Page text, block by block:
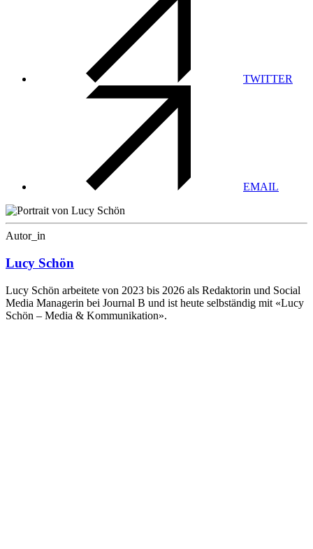
TWITTER
EMAIL
Autor_in
Lucy Schön
Lucy Schön arbeitete von 2023 bis 2026 als Redaktorin und Social
Media Managerin bei Journal B und ist heute selbständig mit «Lucy
Schön – Media & Kommunikation».